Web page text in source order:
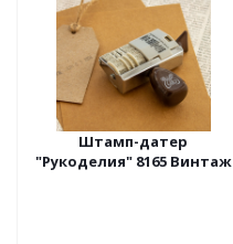
Штамп-датер
"Рукоделия" 8165 Винтаж